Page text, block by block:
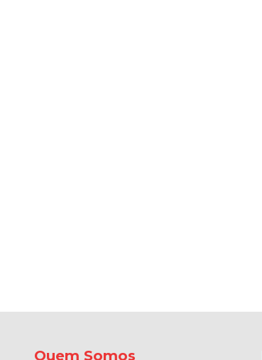
Quem Somos